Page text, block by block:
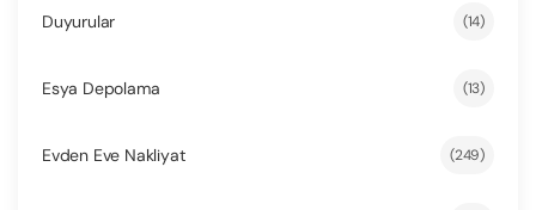
Duyurular (14)
Esya Depolama (13)
Evden Eve Nakliyat (249)